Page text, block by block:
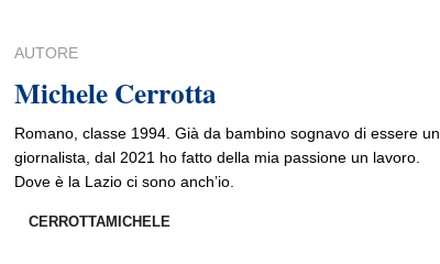
AUTORE
Michele Cerrotta
Romano, classe 1994. Già da bambino sognavo di essere un
giornalista, dal 2021 ho fatto della mia passione un lavoro.
Dove è la Lazio ci sono anch’io.
CERROTTAMICHELE